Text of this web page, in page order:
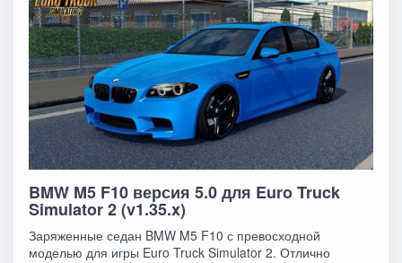
BMW M5 F10 версия 5.0 для Euro Truck
Simulator 2 (v1.35.x)
Заряженные седан BMW M5 F10 с превосходной
моделью для игры Euro Truck Simulator 2. Отлично